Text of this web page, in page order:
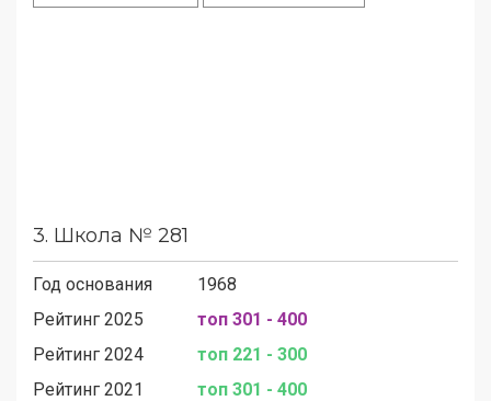
3. Школа № 281
Год основания
1968
Рейтинг 2025
топ 301 - 400
Рейтинг 2024
топ 221 - 300
Рейтинг 2021
топ 301 - 400